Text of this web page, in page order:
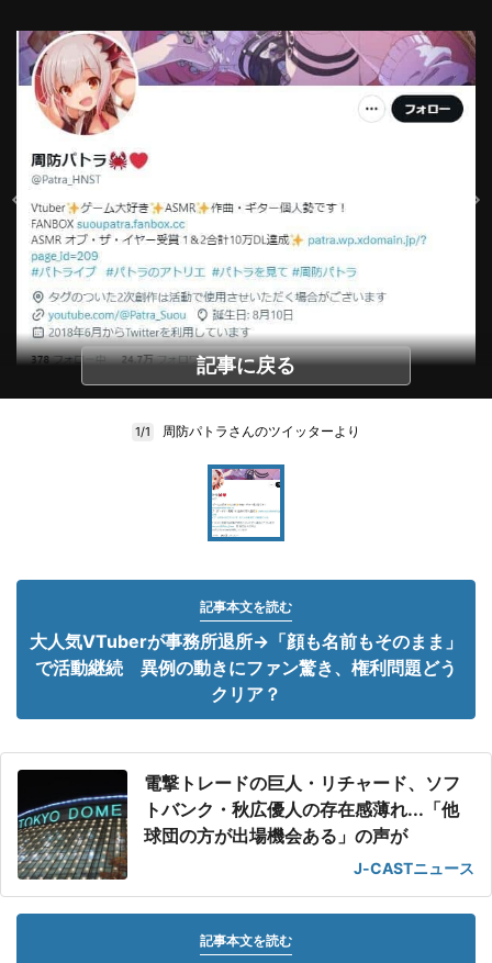
記事に戻る
1/1 周防パトラさんのツイッターより
記事本文を読む
大人気VTuberが事務所退所→「顔も名前もそのまま」
で活動継続 異例の動きにファン驚き、権利問題どう
クリア？
電撃トレードの巨人・リチャード、ソフ
トバンク・秋広優人の存在感薄れ...「他
球団の方が出場機会ある」の声が
J-CASTニュース
記事本文を読む